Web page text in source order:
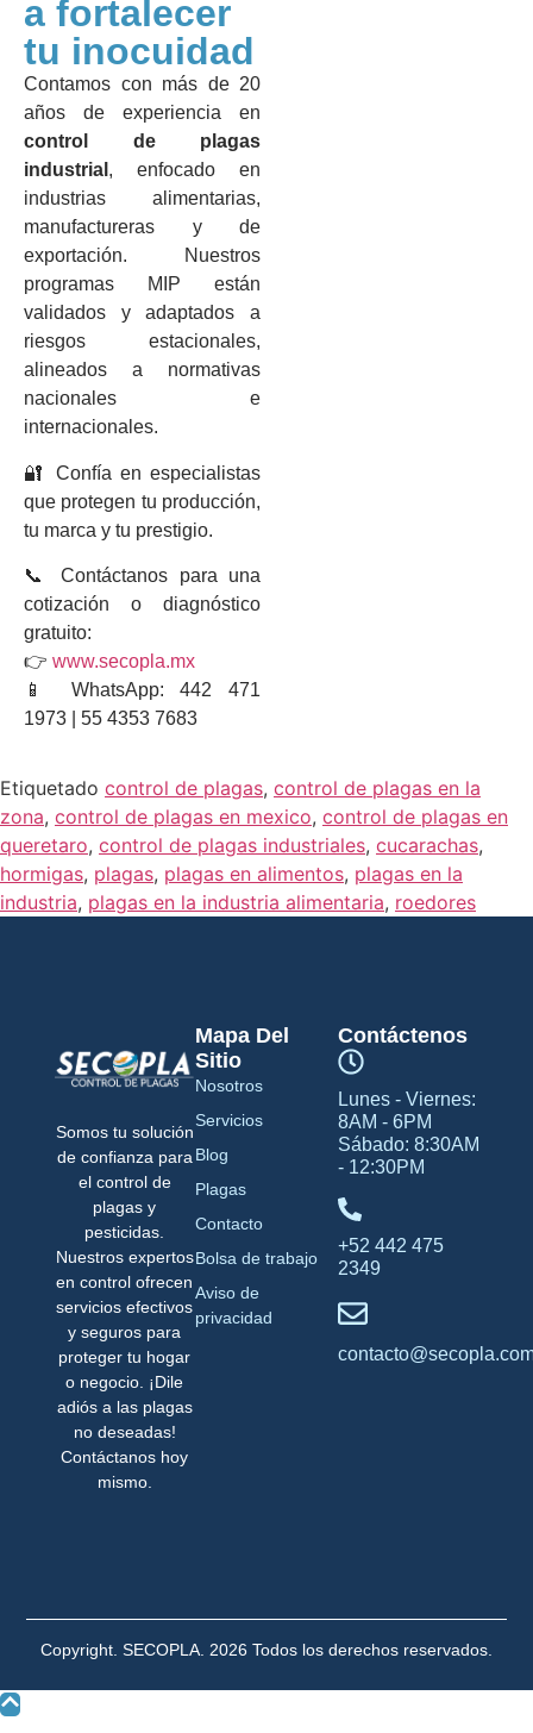
a fortalecer
tu inocuidad
Contamos con más de 20
años de experiencia en
control de plagas
industrial , enfocado en
industrias alimentarias,
manufactureras y de
exportación. Nuestros
programas MIP están
validados y adaptados a
riesgos estacionales,
alineados a normativas
nacionales e
internacionales.
🔐 Confía en especialistas
que protegen tu producción,
tu marca y tu prestigio.
📞 Contáctanos para una
cotización o diagnóstico
gratuito:
👉 www.secopla.mx
📱 WhatsApp: 442 471
1973 | 55 4353 7683
Etiquetado control de plagas, control de plagas en la
zona, control de plagas en mexico, control de plagas en
queretaro, control de plagas industriales, cucarachas,
hormigas, plagas, plagas en alimentos, plagas en la
industria, plagas en la industria alimentaria, roedores
Somos tu solución
de confianza para
el control de
plagas y
pesticidas.
Nuestros expertos
en control ofrecen
servicios efectivos
y seguros para
proteger tu hogar
o negocio. ¡Dile
adiós a las plagas
no deseadas!
Contáctanos hoy
mismo.
Contáctenos
Lunes - Viernes:
8AM - 6PM
Sábado: 8:30AM
- 12:30PM
+52 442 475
2349
Mapa Del
Sitio
Nosotros
Servicios
Blog
Plagas
Contacto
Bolsa de trabajo
Aviso de
privacidad
Copyright. SECOPLA. 2026 Todos los derechos reservados.